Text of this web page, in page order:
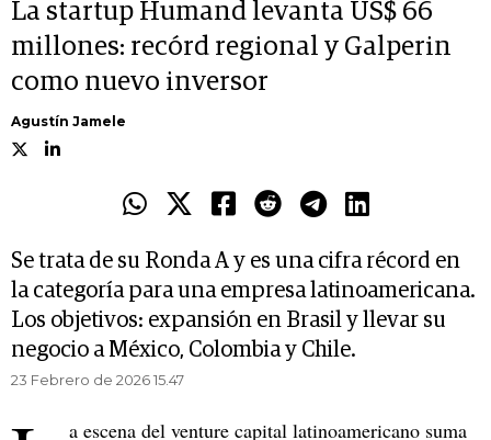
La startup Humand levanta US$ 66
millones: recórd regional y Galperin
como nuevo inversor
Agustín Jamele
Se trata de su Ronda A y es una cifra récord en
la categoría para una empresa latinoamericana.
Los objetivos: expansión en Brasil y llevar su
negocio a México, Colombia y Chile.
23 Febrero de 2026 15.47
a escena del venture capital latinoamericano suma